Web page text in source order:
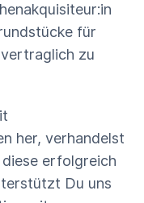
für
zu
her, verhandelst
erfolgreich
Du uns